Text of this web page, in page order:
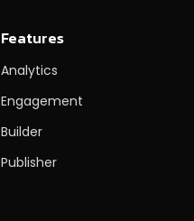
Features
Analytics
Engagement
Builder
Publisher